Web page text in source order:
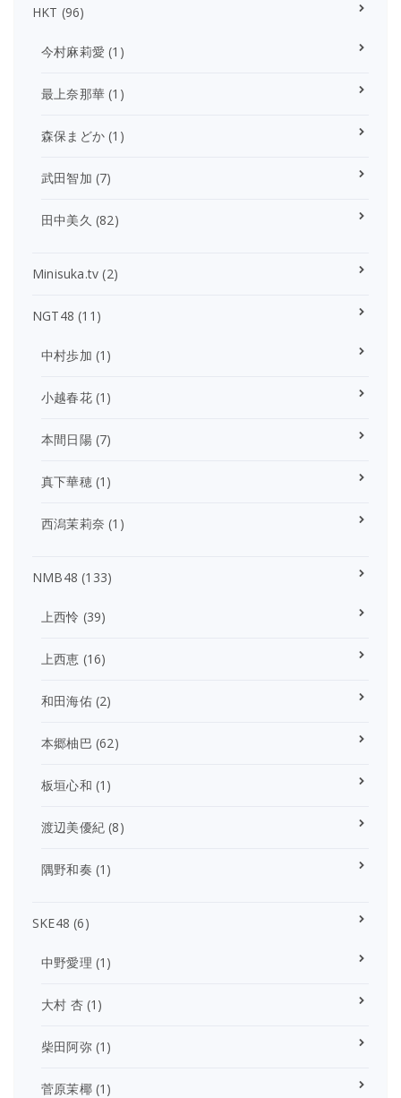
HKT (96)
今村麻莉愛 (1)
最上奈那華 (1)
森保まどか (1)
武田智加 (7)
田中美久 (82)
Minisuka.tv (2)
NGT48 (11)
中村歩加 (1)
小越春花(1)
本間日陽(7)
真下華穂(1)
西潟茉莉奈 (1)
NMB48 (133)
上西怜 (39)
上西恵 (16)
和田海佑(2)
本郷柚巴 (62)
板垣心和 (1)
渡辺美優紀 (8)
隅野和奏 (1)
SKE48 (6)
中野愛理 (1)
大村 杏(1)
柴田阿弥(1)
菅原茉椰(1)